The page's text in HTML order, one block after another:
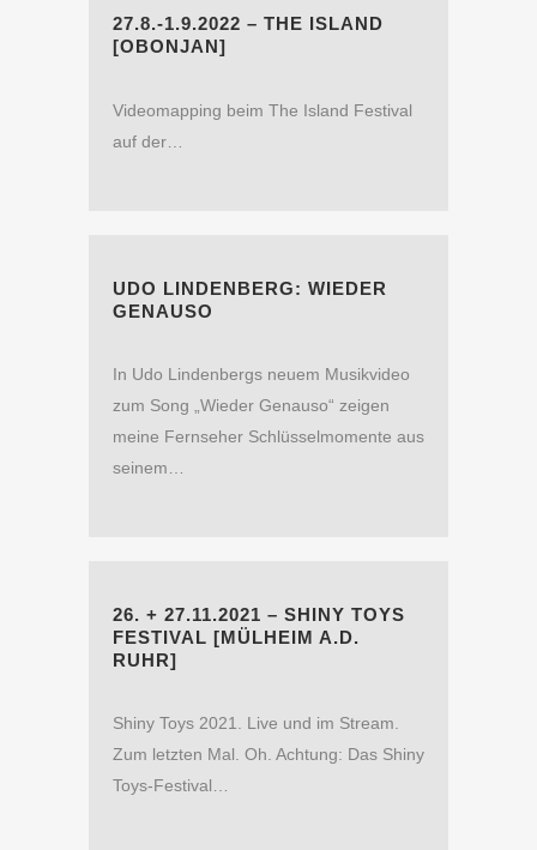
27.8.-1.9.2022 – THE ISLAND
[OBONJAN]
Videomapping beim The Island Festival
auf der…
UDO LINDENBERG: WIEDER
GENAUSO
In Udo Lindenbergs neuem Musikvideo
zum Song „Wieder Genauso“ zeigen
meine Fernseher Schlüsselmomente aus
seinem…
26. + 27.11.2021 – SHINY TOYS
FESTIVAL [MÜLHEIM A.D.
RUHR]
Shiny Toys 2021. Live und im Stream.
Zum letzten Mal. Oh. Achtung: Das Shiny
Toys-Festival…